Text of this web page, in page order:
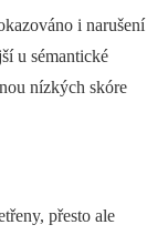
i narušení
u sémantické
nízkých skóre
přesto ale